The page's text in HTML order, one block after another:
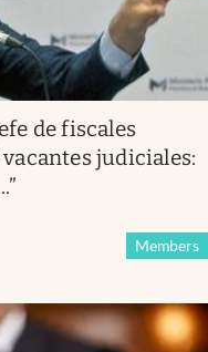
de fiscales
judiciales:
Members